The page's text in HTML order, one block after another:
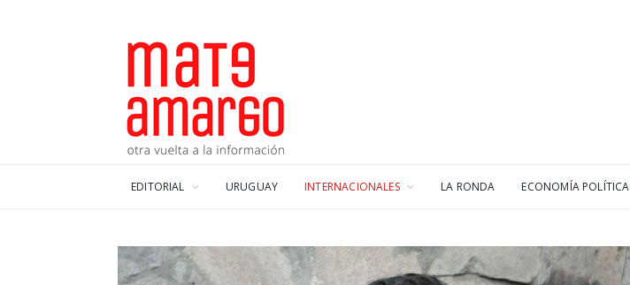
EDITORIAL URUGUAY INTERNACIONALES LA RONDA ECONOMÍA POLÍTICA